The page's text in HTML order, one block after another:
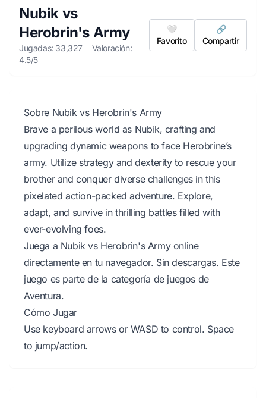
Nubik vs
Herobrin's Army
Jugadas: 33,327
Valoración:
4.5/5
🤍
Favorito
🔗
Compartir
Sobre Nubik vs Herobrin's Army
Brave a perilous world as Nubik, crafting and
upgrading dynamic weapons to face Herobrine’s
army. Utilize strategy and dexterity to rescue your
brother and conquer diverse challenges in this
pixelated action-packed adventure. Explore,
adapt, and survive in thrilling battles filled with
ever-evolving foes.
Juega a Nubik vs Herobrin's Army online
directamente en tu navegador. Sin descargas. Este
juego es parte de la categoría de juegos de
Aventura.
Cómo Jugar
Use keyboard arrows or WASD to control. Space
to jump/action.